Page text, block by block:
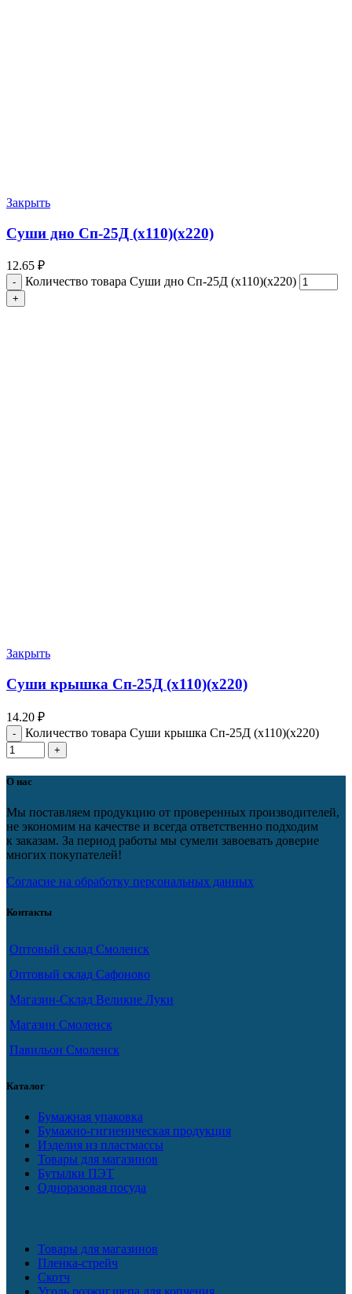
Закрыть
Суши дно Сп-25Д (х110)(х220)
12.65 ₽
Количество товара Суши дно Сп-25Д (х110)(х220)
Закрыть
Суши крышка Сп-25Д (х110)(х220)
14.20 ₽
Количество товара Суши крышка Сп-25Д (х110)(х220)
О нас
Мы поставляем продукцию от проверенных производителей,
не экономим на качестве и всегда ответственно подходим
к заказам. За период работы мы сумели завоевать доверие
многих покупателей!
Согласие на обработку персональных данных
Контакты
Оптовый склад Смоленск
Оптовый склад Сафоново
Магазин-Склад Великие Луки
Магазин Смоленск
Павильон Смоленск
Каталог
Бумажная упаковка
Бумажно-гигиеническая продукция
Изделия из пластмассы
Товары для магазинов
Бутылки ПЭТ
Одноразовая посуда
Товары для магазинов
Пленка-стрейч
Скотч